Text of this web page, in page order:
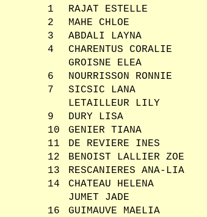
1 RAJAT ESTELLE
2
MAHE CHLOE
3
ABDALI LAYNA
4
CHARENTUS CORALIE
GROISNE ELEA
6
NOURRISSON RONNIE
7
SICSIC LANA
LETAILLEUR LILY
9
DURY LISA
10
GENIER TIANA
11
DE REVIERE INES
12
BENOIST LALLIER ZOE
13
RESCANIERES ANA-LIA
14
CHATEAU HELENA
JUMET JADE
16
GUIMAUVE MAELIA